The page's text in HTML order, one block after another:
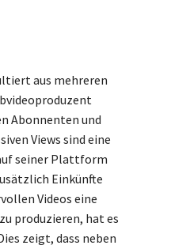
aus mehreren
Abonnenten und
Views sind eine
seiner Plattform
Einkünfte
Videos eine
produzieren, hat es
zeigt, dass neben